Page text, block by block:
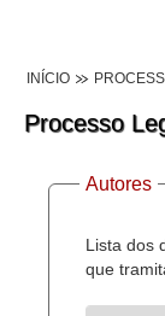
Lei de Acesso
Dados
Planejamento
Catálogo de
INÍCIO
Processo
Autores
Lista dos
que